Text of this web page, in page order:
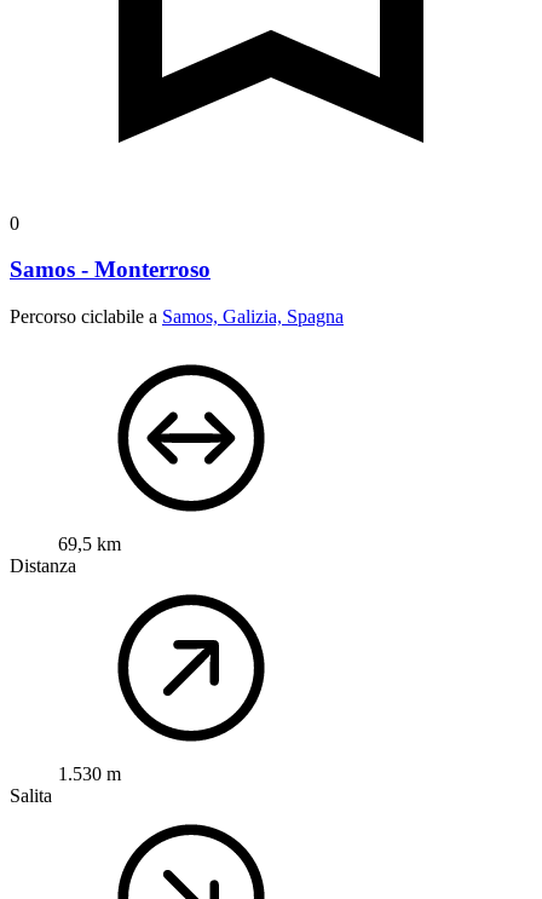
0
Samos - Monterroso
Percorso ciclabile a Samos, Galizia, Spagna
69,5 km
Distanza
1.530 m
Salita